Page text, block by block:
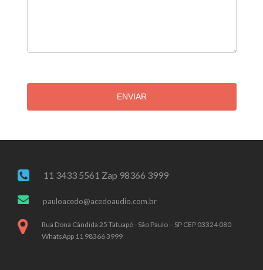
ENVIAR
11 3433 5561 Zap 98366 3999
pauloacedo@acedoaudio.com.br
Rua Dona Cândida 25 Tatuapé - São Paulo – SP CEP 03324 080
WhatsApp 11 98366 3999